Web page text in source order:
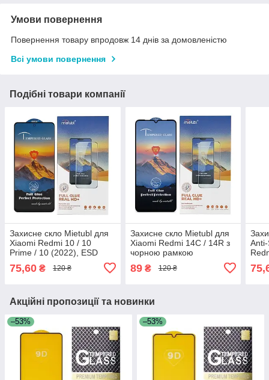
Умови повернення
Повернення товару впродовж 14 днів за домовленістю
Всі умови повернення
Подібні товари компанії
Захисне скло Mietubl для
Xiaomi Redmi 10 / 10
Prime / 10 (2022), ESD
Anti-Static, 9H, Full Glue, з
чорною рамкою
75,60 ₴ 120 ₴
Захисне скло Mietubl для
Xiaomi Redmi 14C / 14R з
чорною рамкою
89₴ 120 ₴
Акційні пропозиції та новинки
–53% –53%